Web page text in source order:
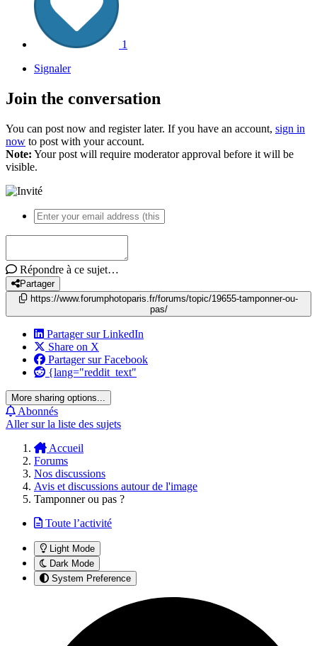
1
Signaler
Join the conversation
You can post now and register later. If you have an account, sign in
now to post with your account.
Note: Your post will require moderator approval before it will be
visible.
Répondre à ce sujet…
Partager
https://www.forumphotoparis.fr/forums/topic/19655-tamponner-ou-
pas/
Partager sur LinkedIn
Share on X
Partager sur Facebook
{lang="reddit_text"
More sharing options...
Abonnés
Aller sur la liste des sujets
Accueil
Forums
Nos discussions
Avis et discussions autour de l'image
Tamponner ou pas ?
Toute l’activité
Light Mode
Dark Mode
System Preference